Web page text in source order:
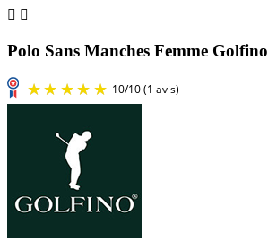
 
Polo Sans Manches Femme